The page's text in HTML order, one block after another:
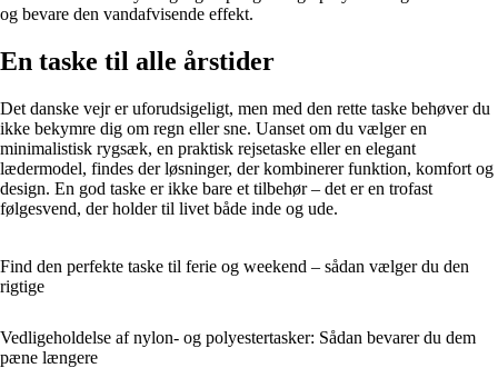
og bevare den vandafvisende effekt.
En taske til alle årstider
Det danske vejr er uforudsigeligt, men med den rette taske behøver du
ikke bekymre dig om regn eller sne. Uanset om du vælger en
minimalistisk rygsæk, en praktisk rejsetaske eller en elegant
lædermodel, findes der løsninger, der kombinerer funktion, komfort og
design. En god taske er ikke bare et tilbehør – det er en trofast
følgesvend, der holder til livet både inde og ude.
Find den perfekte taske til ferie og weekend – sådan vælger du den
rigtige
Vedligeholdelse af nylon- og polyestertasker: Sådan bevarer du dem
pæne længere